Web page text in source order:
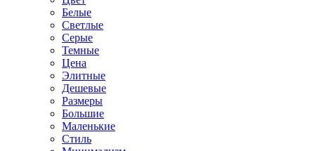
Белые
Светлые
Серые
Темные
Цена
Элитные
Дешевые
Размеры
Большие
Маленькие
Стиль